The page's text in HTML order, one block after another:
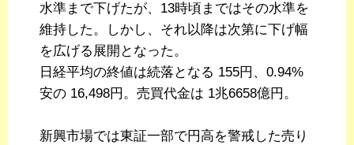
水準まで下げたが、13時頃まではその水準を
維持した。しかし、それ以降は次第に下げ幅
を広げる展開となった。
日経平均の終値は続落となる 155円、0.94%
安の 16,498円。売買代金は 1兆6658億円。
新興市場では東証一部で円高を警戒した売り